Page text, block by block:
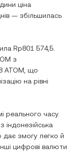
ціна
— збільшилась
Rp801 574,5
з
ATOM , що
на рівні
реального часу.
індонезійська
дає змогу легко й
цифрові валюти